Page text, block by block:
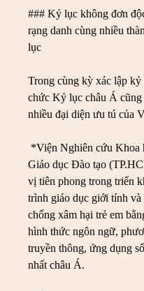
### Kỷ lục không đơn
rạng danh cùng nhiều
lục
Trong cùng kỳ xác lập
chức Kỷ lục châu Á cũng
nhiều đại diện ưu tú của
*Viện Nghiên cứu Khoa
Giáo dục Đào tạo
vị tiên phong trong triển
trình giáo dục giới tính và
chống xâm hại trẻ em
hình thức ngôn ngữ,
truyền thông, ứng dụng
nhất châu Á.